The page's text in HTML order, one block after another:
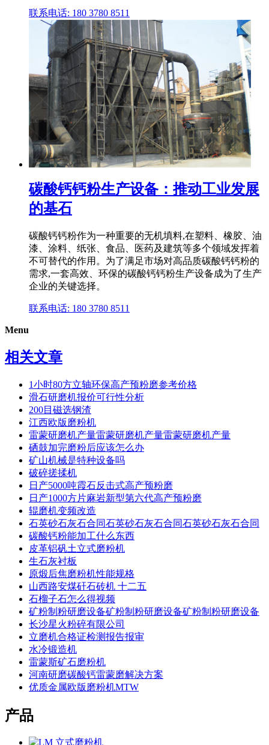
联系电话: 180 3780 8511
碳酸钙钙粉生产设备：推动工业发展
的基石
碳酸钙钙粉作为一种重要的无机填料,在塑料、橡胶、油
漆、涂料、纸张、食品、医药及建筑等多个领域发挥着
不可替代的作用。为了满足市场对高品质碳酸钙钙粉的
需求,一套高效、环保的碳酸钙钙粉生产设备成为了生产
企业的关键选择。
联系电话: 180 3780 8511
Menu
相关文章
1小时80方立轴环保高产预粉磨参考价格
滑石研磨机报价可行性分析
200目磁选钢渣
江西欧版磨粉机
雷蒙研磨机产量雷蒙研磨机产量雷蒙研磨机产量
硒鼓加完磨粉后应该怎么办
矿山机械是特种设备吗
破碎搓揉机
日产5000吨霞石反击式高产预粉磨
日产1000方片麻岩新型第六代高产预粉磨
辊磨机变频改造
石英砂石灰石合同石英砂石灰石合同石英砂石灰石合同
碳酸钙粉能加工什么东西
皮革铝矾土立式磨粉机
生石灰衬板
原煅后焦磨粉机性能规格
山西路安煤矸石砖机 十二五
石榴子石怎么得视频
矿粉制粉研磨设备矿粉制粉研磨设备矿粉制粉研磨设备
长沙星火粉碎有限公司
立磨机合格证检测报告报审
水冷锻造机
雷蒙斯矿石磨粉机
河南研磨碳酸钙雷蒙磨解决方案
优质金属欧版磨粉机MTW
产品